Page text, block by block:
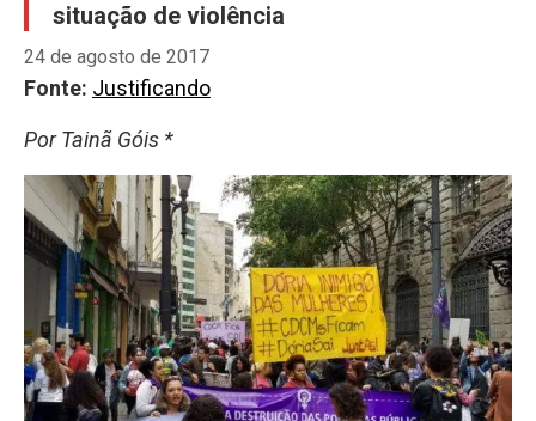
situação de violência
24 de agosto de 2017
Fonte: Justificando
Por Tainã Góis *